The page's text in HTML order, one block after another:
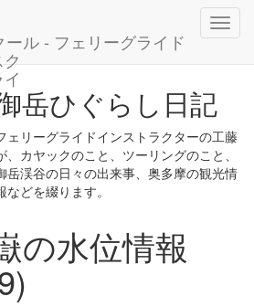
ル - フェリーグライド
(2018/8/29)
岳ひぐらし日記
ェリーグライドインストラクターの工藤
、カヤックのこと、ツーリングのこと、
岳渓谷の日々の出来事、奥多摩の観光情
などを綴ります。
の水位情報